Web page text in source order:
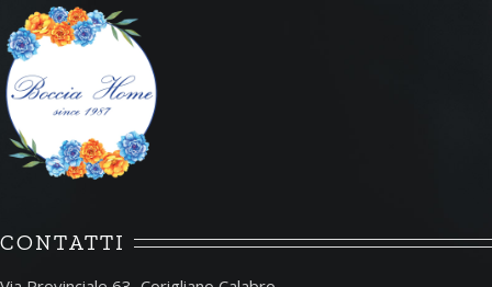
CONTATTI